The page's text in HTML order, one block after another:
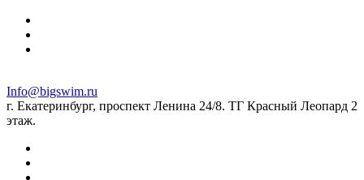
Info@bigswim.ru
г. Екатеринбург, проспект Ленина 24/8. ТГ Красный Леопард 2
этаж.